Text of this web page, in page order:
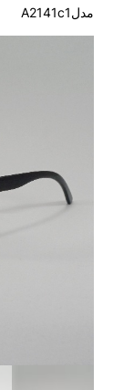
مدلA2141c1